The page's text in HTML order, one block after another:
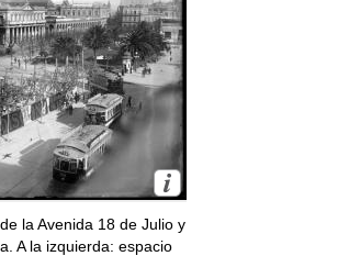
la Avenida 18 de Julio y
A la izquierda: espacio